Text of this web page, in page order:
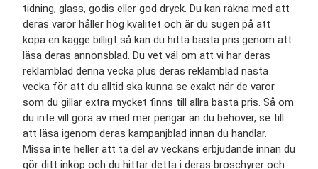
tidning, glass, godis eller god dryck. Du kan räkna med att
deras varor håller hög kvalitet och är du sugen på att
köpa en kagge billigt så kan du hitta bästa pris genom att
läsa deras annonsblad. Du vet väl om att vi har deras
reklamblad denna vecka plus deras reklamblad nästa
vecka för att du alltid ska kunna se exakt när de varor
som du gillar extra mycket finns till allra bästa pris. Så om
du inte vill göra av med mer pengar än du behöver, se till
att läsa igenom deras kampanjblad innan du handlar.
Missa inte heller att ta del av veckans erbjudande innan du
gör ditt inköp och du hittar detta i deras broschyrer och